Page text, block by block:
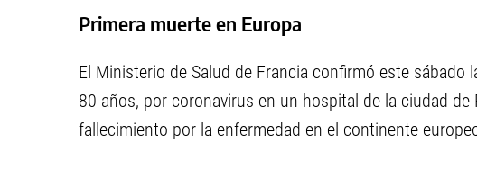
Primera muerte en Europa
El Ministerio de Salud de Francia confirmó este
80 años, por coronavirus en un hospital de la ciudad
fallecimiento por la enfermedad en el continente